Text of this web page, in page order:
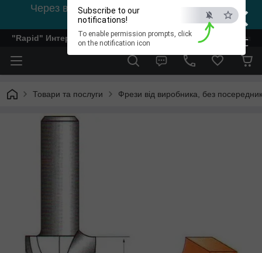
×
ESC
Subscribe to our
notifications!
To enable permission prompts, click
on the notification icon
Через відсутність світла, зв'язок на viber
0978002056
"Rapid" Интернет-магазин деревообрабатывающего
Товари та послуги Фрези від виробника, без